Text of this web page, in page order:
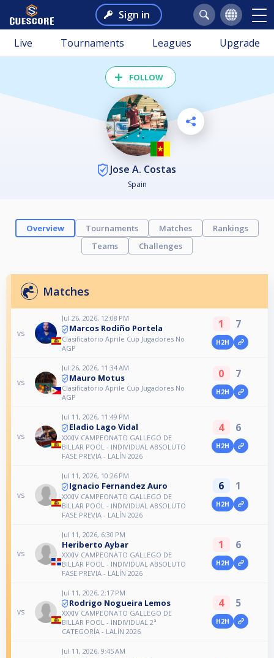
Sign in
Live Tournaments Leagues Upgrade
FOLLOW
Jose A. Costas
Spain
Overview Tournaments Matches
Rankings
Teams
Challenges
Matches
vs
Jul 26, 2026, 12:08 PM
Marcos Rodiño Portela
Clasificatorio Aprile Cup Jugadores No
AGP
1 7
H2H
vs
Jul 26, 2026, 11:34 AM
Mauro Motus
Clasificatorio Aprile Cup Jugadores No
AGP
0 7
H2H
vs
Jul 11, 2026, 11:49 PM
Eladio Lago Vidal
XXXIV CAMPEONATO GALLEGO DE
BILLAR POOL - INDIVIDUAL ABSOLUTO
FASE PREVIA - LALÍN 2026
4 6
H2H
vs
Jul 11, 2026, 10:26 PM
Ignacio Fernandez Auro
XXXIV CAMPEONATO GALLEGO DE
BILLAR POOL - INDIVIDUAL ABSOLUTO
FASE PREVIA - LALÍN 2026
6 1
H2H
vs
Jul 11, 2026, 6:30 PM
Heriberto Aybar
XXXIV CAMPEONATO GALLEGO DE
BILLAR POOL - INDIVIDUAL ABSOLUTO
FASE PREVIA - LALÍN 2026
1 6
H2H
vs
Jul 11, 2026, 2:17 PM
Rodrigo Nogueira Lemos
XXXIV CAMPEONATO GALLEGO DE
BILLAR POOL - INDIVIDUAL 2ª
CATEGORÍA - LALÍN 2026
4 5
H2H
Jul 11, 2026, 9:45 AM